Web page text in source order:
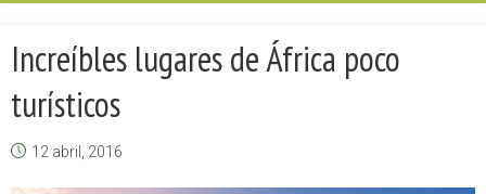
Increíbles lugares de África poco
turísticos
12 abril, 2016